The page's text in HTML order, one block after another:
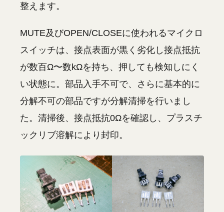
整えます。
MUTE及びOPEN/CLOSEに使われるマイクロ
スイッチは、接点表面が黒く劣化し接点抵抗
が数百Ω〜数kΩを持ち、押しても検知しにく
い状態に。部品入手不可で、さらに基本的に
分解不可の部品ですが分解清掃を行いまし
た。清掃後、接点抵抗0Ωを確認し、プラスチ
ックリブ溶解により封印。